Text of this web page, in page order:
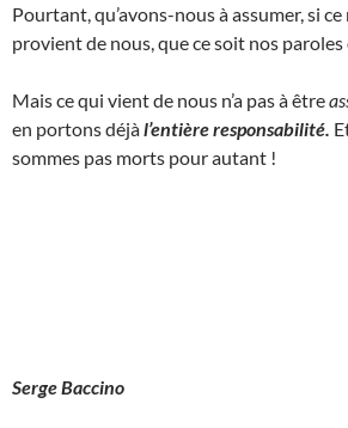
Pourtant, qu’avons-nous à assumer, si ce
provient de nous, que ce soit nos paroles
Mais ce qui vient de nous n’a pas à être
en portons déjàl’entière responsabilité.
sommes pas morts pour autant !
Serge Baccino